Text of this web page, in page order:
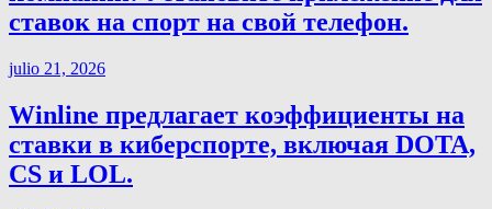
ставок на спорт на свой телефон.
julio 21, 2026
Winline предлагает коэффициенты на
ставки в киберспорте, включая DOTA,
CS и LOL.